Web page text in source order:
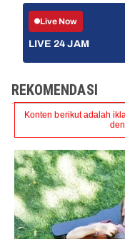
Live Now
LIVE 24 JAM